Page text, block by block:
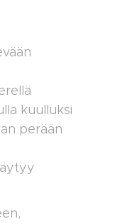
kuulluksi
perään